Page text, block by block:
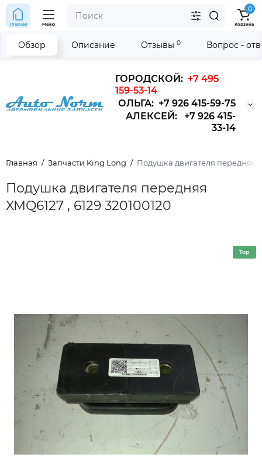
ГОРОДСКОЙ: +7 495
159-53-14
ОЛЬГА: +7 926 415-59-75
АЛЕКСЕЙ: +7 926 415-
33-14
Главная Меню
0
Корзина
Главная Запчасти King Long Подушка двигателя передняя
Подушка двигателя передняя
XMQ6127 , 6129 320100120
Обзор Описание Отзывы 0 Вопрос -
Top